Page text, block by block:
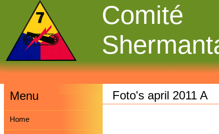
Comité
Menu
Home
Foto's april 2011 A